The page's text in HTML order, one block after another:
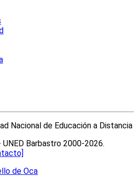
Barbastro 2000-2026.